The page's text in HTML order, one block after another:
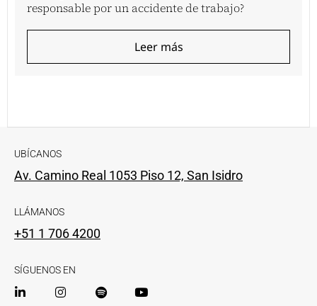
responsable por un accidente de trabajo?
Leer más
UBÍCANOS
Av. Camino Real 1053 Piso 12, San Isidro
LLÁMANOS
+51 1 706 4200
SÍGUENOS EN